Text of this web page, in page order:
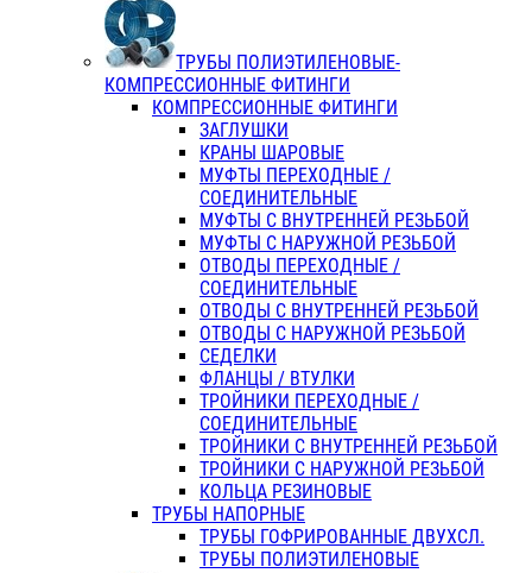
ТРУБЫ ПОЛИЭТИЛЕНОВЫЕ-
КОМПРЕССИОННЫЕ ФИТИНГИ
КОМПРЕССИОННЫЕ ФИТИНГИ
ЗАГЛУШКИ
КРАНЫ ШАРОВЫЕ
МУФТЫ ПЕРЕХОДНЫЕ /
СОЕДИНИТЕЛЬНЫЕ
МУФТЫ С ВНУТРЕННЕЙ РЕЗЬБОЙ
МУФТЫ С НАРУЖНОЙ РЕЗЬБОЙ
ОТВОДЫ ПЕРЕХОДНЫЕ /
СОЕДИНИТЕЛЬНЫЕ
ОТВОДЫ С ВНУТРЕННЕЙ РЕЗЬБОЙ
ОТВОДЫ С НАРУЖНОЙ РЕЗЬБОЙ
СЕДЕЛКИ
ФЛАНЦЫ / ВТУЛКИ
ТРОЙНИКИ ПЕРЕХОДНЫЕ /
СОЕДИНИТЕЛЬНЫЕ
ТРОЙНИКИ С ВНУТРЕННЕЙ РЕЗЬБОЙ
ТРОЙНИКИ С НАРУЖНОЙ РЕЗЬБОЙ
КОЛЬЦА РЕЗИНОВЫЕ
ТРУБЫ НАПОРНЫЕ
ТРУБЫ ГОФРИРОВАННЫЕ ДВУХСЛ.
ТРУБЫ ПОЛИЭТИЛЕНОВЫЕ